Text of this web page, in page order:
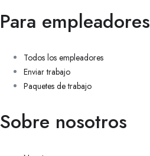
Para empleadores
Todos los empleadores
Enviar trabajo
Paquetes de trabajo
Sobre nosotros